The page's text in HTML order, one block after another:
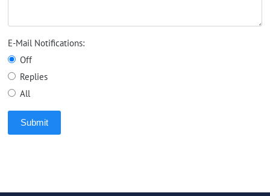
E-Mail Notifications:
Off
Replies
All
Submit